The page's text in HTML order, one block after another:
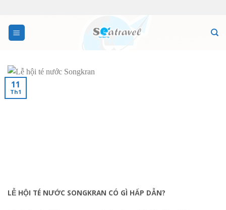
content
LỄ HỘI TÉ NƯỚC SONGKRAN CÓ GÌ HẤP DẪN?
11
Th1